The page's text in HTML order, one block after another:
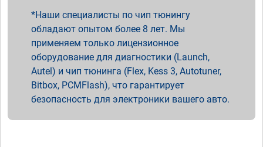
Наши специалисты по чип тюнингу
обладают опытом более 8 лет. Мы
применяем только лицензионное
оборудование для диагностики (Launch,
Autel) и чип тюнинга (Flex, Kess 3, Autotuner,
Bitbox, PCMFlash), что гарантирует
безопасность для электроники вашего авто.